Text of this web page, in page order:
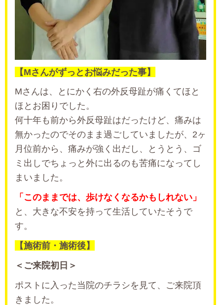
【Mさんがずっとお悩みだった事】
Mさんは、とにかく右の外反母趾が痛くてほと
ほとお困りでした。
何十年も前から外反母趾はだったけど、痛みは
無かったのでそのまま過ごしていましたが、2ヶ
月位前から、痛みが強く出だし、とうとう、ゴ
ミ出しでちょっと外に出るのも苦痛になってし
まいました。
「このままでは、歩けなくなるかもしれない」
と、大きな不安を持って生活していたそうで
す。
【施術前・施術後】
＜ご来院初日＞
ポストに入った当院のチラシを見て、ご来院頂
きました。